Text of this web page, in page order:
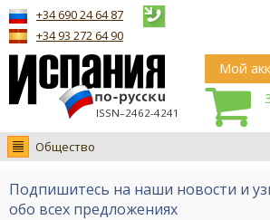
ISSN–2462-4241
+34 690 24 64 87
+34 93 272 64 90
Мой
Общество
Новости
Интервью
Подпишитесь на наши новости и
обо всех предложениях